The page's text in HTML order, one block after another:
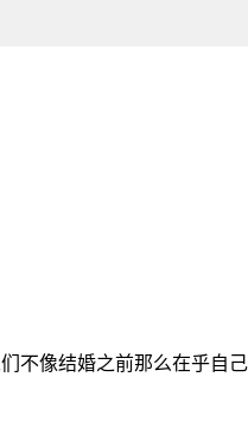
不像结婚之前那么在乎自